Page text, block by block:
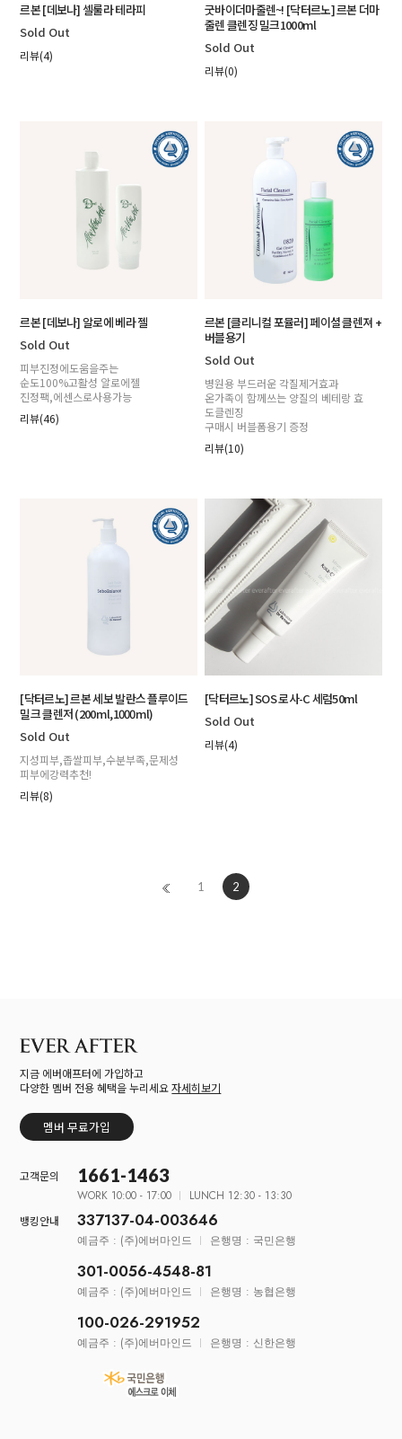
르본 [데보나] 셀룰라 테라피
Sold Out
리뷰(4)
굿바이더마줄렌~! [닥터르노] 르본 더마
줄렌 클렌징 밀크1000ml
Sold Out
리뷰(0)
르본 [데보나] 알로에 베라 젤
Sold Out
피부진정에도움을주는
순도100%고활성 알로에젤
진정팩,에센스로사용가능
리뷰(46)
르본 [클리니컬 포뮬러] 페이셜 클렌져 +
버블용기
Sold Out
병원용 부드러운 각질제거효과
온가족이 함께쓰는 양질의 베테랑 효
도클렌징
구매시 버블폼용기 증정
리뷰(10)
[닥터르노] 르본 세보 발란스 플루이드
밀크 클렌저 (200ml,1000ml)
Sold Out
지성피부,좁쌀피부,수분부족,문제성
피부에강력추천!
리뷰(8)
[닥터르노] SOS 로사-C 세럼50ml
Sold Out
리뷰(4)
1 2
지금 에버애프터에 가입하고
다양한 멤버 전용 혜택을 누리세요자세히보기
멤버 무료가입
고객문의 1661-1463
WORK 10:00 - 17:00 LUNCH 12:30 - 13:30
뱅킹안내 337137-04-003646
예금주 : (주)에버마인드 은행명 : 국민은행
301-0056-4548-81
예금주 : (주)에버마인드 은행명 : 농협은행
100-026-291952
예금주 : (주)에버마인드 은행명 : 신한은행